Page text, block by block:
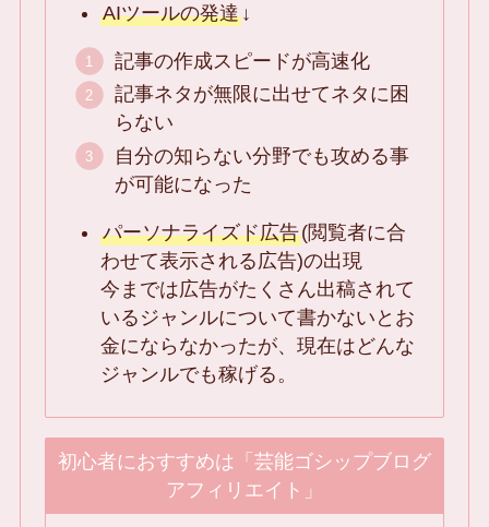
AIツールの発達↓
記事の作成スピードが高速化
記事ネタが無限に出せてネタに困
らない
自分の知らない分野でも攻める事
が可能になった
パーソナライズド広告(閲覧者に合
わせて表示される広告)の出現
今までは広告がたくさん出稿されて
いるジャンルについて書かないとお
金にならなかったが、現在はどんな
ジャンルでも稼げる。
初心者におすすめは「芸能ゴシップブログ
アフィリエイト」